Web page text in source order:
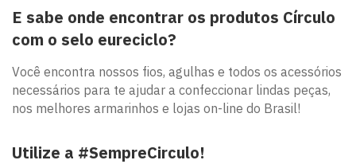
E sabe onde encontrar os produtos Círculo
com o selo eureciclo?
Você encontra nossos fios, agulhas e todos os acessórios
necessários para te ajudar a confeccionar lindas peças,
nos melhores armarinhos e lojas on-line do Brasil!
Utilize a #SempreCirculo!